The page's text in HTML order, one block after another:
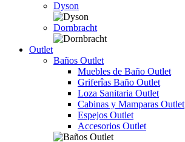
Dyson
Dornbracht
Outlet
Baños Outlet
Muebles de Baño Outlet
Griferîas Baño Outlet
Loza Sanitaria Outlet
Cabinas y Mamparas Outlet
Espejos Outlet
Accesorios Outlet